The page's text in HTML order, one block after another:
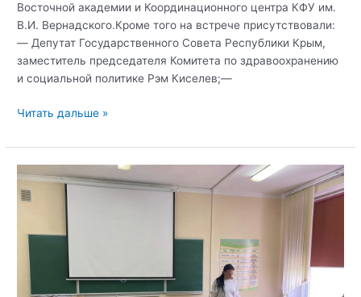
Восточной академии и Координационного центра КФУ им.
В.И. Вернадского.Кроме того на встрече присутствовали:
— Депутат Государственного Совета Республики Крым,
заместитель председателя Комитета по здравоохранению
и социальной политике Рэм Киселев;—
Открытый
с
Депутатом
Госдумы
Бийсултаном
Хамзаевым
Читать дальше »